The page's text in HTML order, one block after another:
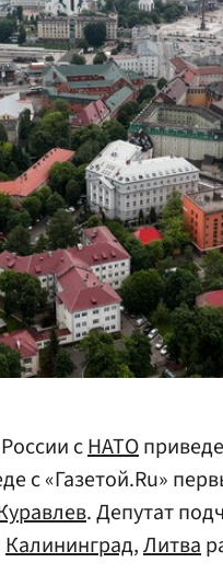
сНАТО
с «Газетой.Ru»
. Депутат
Калининград,Литва